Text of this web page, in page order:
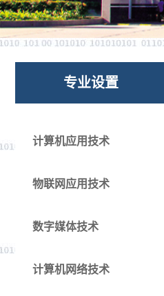
专业设置
计算机应用技术
物联网应用技术
数字媒体技术
计算机网络技术